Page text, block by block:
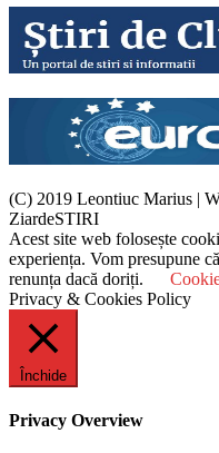
(C) 2019 Leontiuc Marius |
ZiardeSTIRI
Acest site web folosește
experiența. Vom presupune
renunța dacă doriți.
Privacy & Cookies Policy
Închide
Privacy Overview